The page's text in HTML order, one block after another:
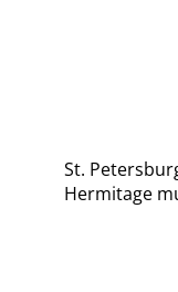
St.
Hermitage